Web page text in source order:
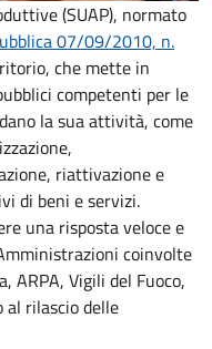
(SUAP), normato
07/09/2010, n.
che mette in
competenti per le
la sua attività, come
riattivazione e
di beni e servizi.
una risposta veloce e
coinvolte
ARPA, Vigili del Fuoco,
al rilascio delle